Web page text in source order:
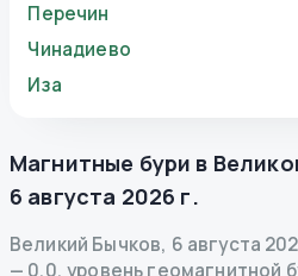
Перечин
Чинадиево
Иза
Магнитные бури в
6 августа 2026 г.
Великий Бычков, 6 августа
— 0.0,уровень геомагнитной